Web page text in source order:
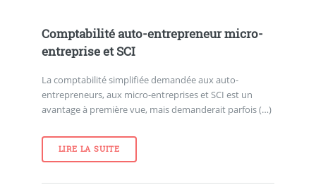
Comptabilité auto-entrepreneur micro-
entreprise et SCI
La comptabilité simplifiée demandée aux auto-
entrepreneurs, aux micro-entreprises et SCI est un
avantage à première vue, mais demanderait parfois (…)
LIRE LA SUITE